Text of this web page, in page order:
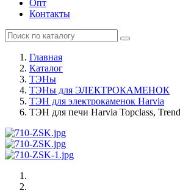
Опт
Контакты
Главная
Каталог
ТЭНы
ТЭНы для ЭЛЕКТРОКАМЕНОК
ТЭН для электрокаменок Harvia
ТЭН для печи Harvia Topclass,